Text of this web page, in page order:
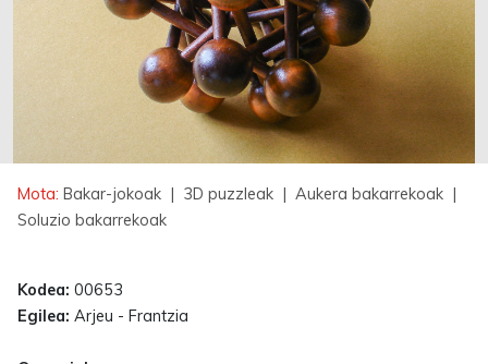
Mota: Bakar-jokoak | 3D puzzleak | Aukera bakarrekoak |
Soluzio bakarrekoak
Kodea: 00653
Egilea: Arjeu - Frantzia